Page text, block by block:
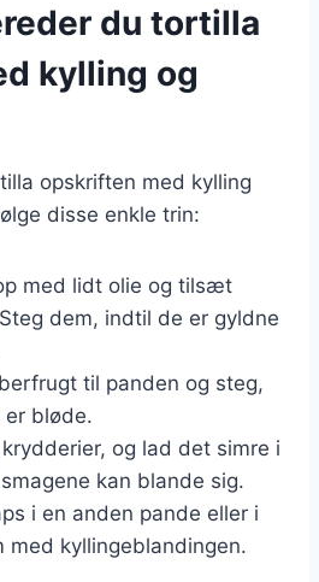
du tortilla
kylling og
opskriften med kylling
disse enkle trin:
med lidt olie og tilsæt
dem, indtil de er gyldne
til panden og steg,
er bløde.
og lad det simre i
kan blande sig.
i en anden pande eller i
med kyllingeblandingen.